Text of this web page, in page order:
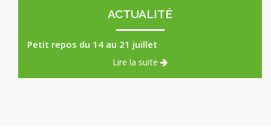
ACTUALITÉ
Petit repos du 14 au 21 juillet
Lire la suite